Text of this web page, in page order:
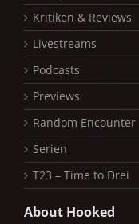
Kritiken & Reviews
Livestreams
Podcasts
Previews
Random Encounter
Serien
T23 – Time to Drei
About Hooked